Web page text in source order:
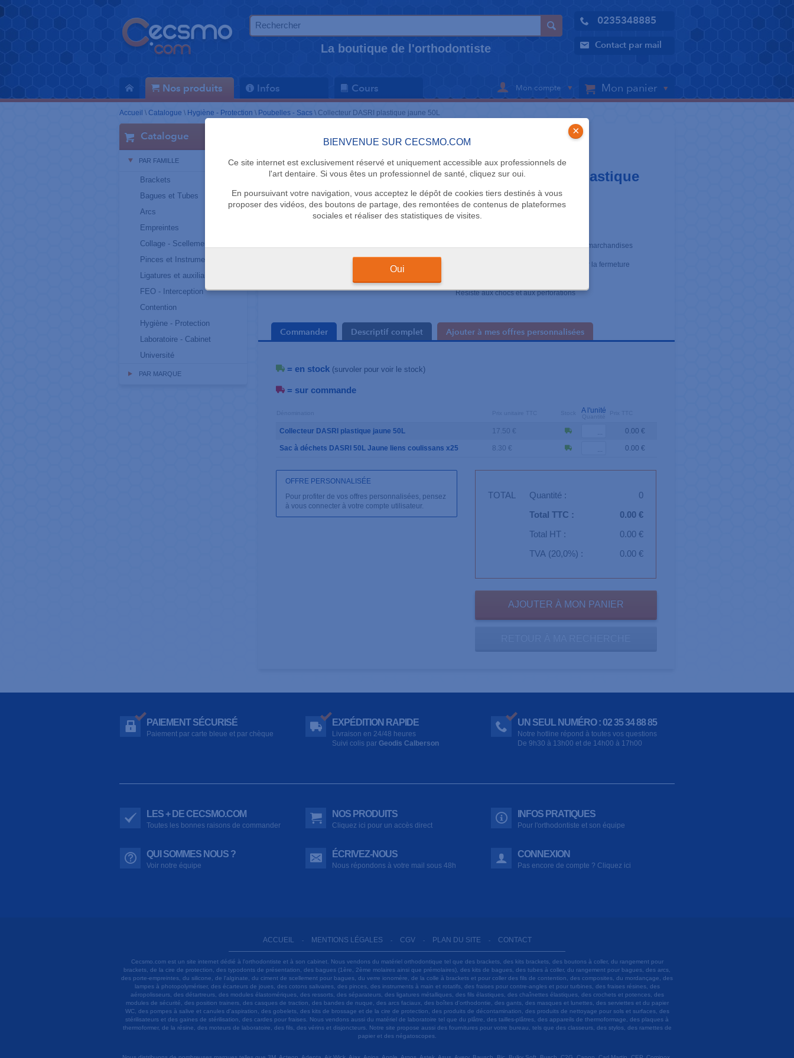
La boutique de l'orthodontiste
0235348885
Contact par mail
Nos produits Infos Cours Mon compte Mon panier
BIENVENUE SUR CECSMO.COM
Ce site internet est exclusivement réservé et uniquement accessible aux professionnels de
l'art dentaire. Si vous êtes un professionnel de santé, cliquez sur oui.
En poursuivant votre navigation, vous acceptez le dépôt de cookies tiers destinés à vous
proposer des vidéos, des boutons de partage, des remontées de contenus de plateformes
sociales et réaliser des statistiques de visites.
×
Oui
Accueil \ Catalogue \ Hygiène - Protection \ Poubelles - Sacs \ Collecteur DASRI plastique jaune 50L
Catalogue
PAR FAMILLE
Brackets
Bagues et Tubes
Arcs
Empreintes
Collage - Scellement
Pinces et Instruments
Ligatures et auxiliaires
FEO - Interception
Contention
Hygiène - Protection
Laboratoire - Cabinet
Université
PAR MARQUE
POUBELLES - SACS
Collecteur DASRI plastique
jaune 50L
ABENA
Homologué pour les transports des marchandises
Fermeture provisoire sans contrainte pour la fermeture
Résiste aux chocs et aux perforations
Commander Descriptif complet Ajouter à mes offres personnalisées
= en stock (survoler pour voir le stock)
= sur commande
A l'unité
Collecteur DASRI plastique jaune 50L 17.50 € 0.00 €
Sac à déchets DASRI 50L Jaune liens coulissans x25 8.30 € 0.00 €
OFFRE PERSONNALISÉE
Pour profiter de vos offres personnalisées, pensez
à vous connecter à votre compte utilisateur.
TOTAL Quantité :
0
Total TTC :
0.00 €
Total HT :
0.00 €
TVA (20,0%) :
0.00 €
PAIEMENT SÉCURISÉ
Paiement par carte bleue et par chèque
EXPÉDITION RAPIDE
Livraison en 24/48 heures
Suivi colis par Geodis Calberson
UN SEUL NUMÉRO : 02 35 34 88 85
Notre hotline répond à toutes vos questions
De 9h30 à 13h00 et de 14h00 à 17h00
LES + DE CECSMO.COM
Toutes les bonnes raisons de commander
NOS PRODUITS
Cliquez ici pour un accès direct
INFOS PRATIQUES
Pour l'orthodontiste et son équipe
QUI SOMMES NOUS ?
Voir notre équipe
ÉCRIVEZ-NOUS
Nous répondons à votre mail sous 48h
CONNEXION
Pas encore de compte ? Cliquez ici
ACCUEIL - MENTIONS LÉGALES - CGV - PLAN DU SITE - CONTACT
Cecsmo.com est un site internet dédié à l'orthodontiste et à son cabinet. Nous vendons du matériel orthodontique tel que des brackets, des kits brackets, des boutons à coller, du rangement pour
brackets, de la cire de protection, des typodonts de présentation, des bagues (1ère, 2ème molaires ainsi que prémolaires), des kits de bagues, des tubes à coller, du rangement pour bagues, des arcs,
des porte-empreintes, du silicone, de l'alginate, du ciment de scellement pour bagues, du verre ionomère, de la colle à brackets et pour coller des fils de contention, des composites, du mordançage, des
lampes à photopolymériser, des écarteurs de joues, des cotons salivaires, des pinces, des instruments à main et rotatifs, des fraises pour contre-angles et pour turbines, des fraises résines, des
aéropolisseurs, des détartreurs, des modules élastomériques, des ressorts, des séparateurs, des ligatures métalliques, des fils élastiques, des chaînettes élastiques, des crochets et potences, des
modules de sécurité, des position trainers, des casques de traction, des bandes de nuque, des arcs faciaux, des boîtes d'orthodontie, des gants, des masques et lunettes, des serviettes et du papier
WC, des pompes à salive et canules d'aspiration, des gobelets, des kits de brossage et de la cire de protection, des produits de décontamination, des produits de nettoyage pour sols et surfaces, des
stérilisateurs et des gaines de stérilisation, des cardes pour fraises. Nous vendons aussi du matériel de laboratoire tel que du plâtre, des tailles-plâtres, des appareils de thermoformage, des plaques à
thermoformer, de la résine, des moteurs de laboratoire, des fils, des vérins et disjoncteurs. Notre site propose aussi des fournitures pour votre bureau, tels que des classeurs, des stylos, des ramettes de
papier et des négatoscopes.